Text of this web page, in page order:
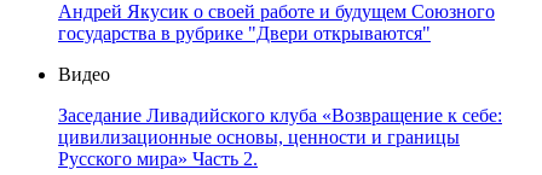
Андрей Якусик о своей работе и будущем Союзного
государства в рубрике "Двери открываются"
Видео
Заседание Ливадийского клуба «Возвращение к себе:
цивилизационные основы, ценности и границы
Русского мира» Часть 2.